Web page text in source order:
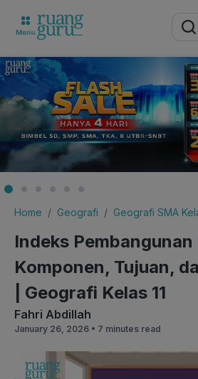
for:
Home Geografi Geografi SMA
Indeks
Komponen, Tujuan,
| Geografi Kelas 11
Fahri Abdillah
January 26, 2026 • 7 minutes read